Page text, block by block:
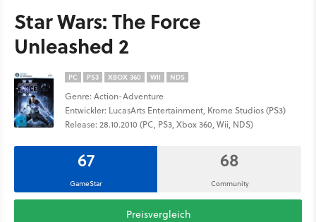
Star Wars: The Force
Unleashed 2
PC PS3 XBOX 360 WII NDS
Genre: Action-Adventure
Entwickler: LucasArts Entertainment, Krome Studios (PS3)
Release: 28.10.2010 (PC, PS3, Xbox 360, Wii, NDS)
67
GameStar
68
Community
Preisvergleich